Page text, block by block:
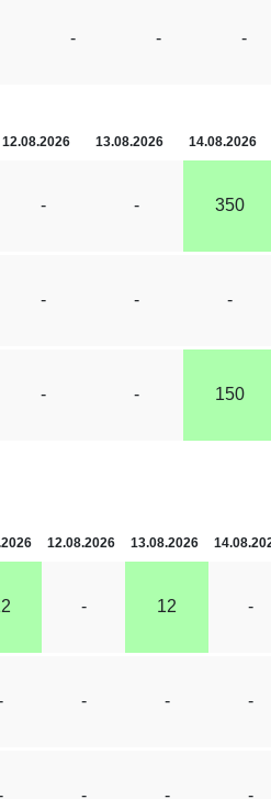
- - -
12.08.2026 13.08.2026 14.08.2026
- - 350
- - -
- - 150
12.08.2026 13.08.2026
- 12 -
- - -
- - -